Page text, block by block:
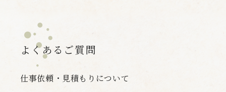
よくあるご質問
仕事依頼・見積もりについて